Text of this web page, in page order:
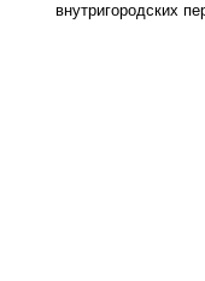
внутригородских